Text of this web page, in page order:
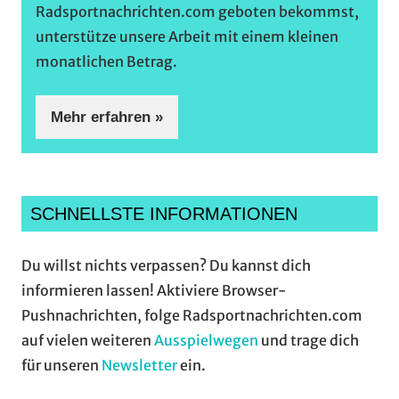
Radsportnachrichten.com geboten bekommst,
unterstütze unsere Arbeit mit einem kleinen
monatlichen Betrag.
Mehr erfahren »
SCHNELLSTE INFORMATIONEN
Du willst nichts verpassen? Du kannst dich
informieren lassen! Aktiviere Browser-
Pushnachrichten, folge Radsportnachrichten.com
auf vielen weiteren Ausspielwegen und trage dich
für unseren Newsletterein.